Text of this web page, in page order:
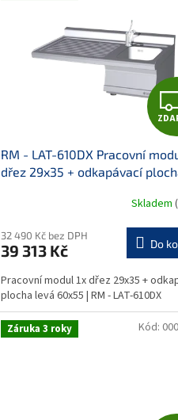
RM - LAT-610DX Pracovní
dřez 29x35 + odkapávací
Skladem
32 490 Kč bez DPH
39 313 Kč Do
Pracovní modul 1x dřez 29x35 +
plocha levá 60x55 | RM - LAT-610DX
Záruka 3 roky Kód: